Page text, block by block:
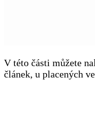
V této části můžete
článek, u placených